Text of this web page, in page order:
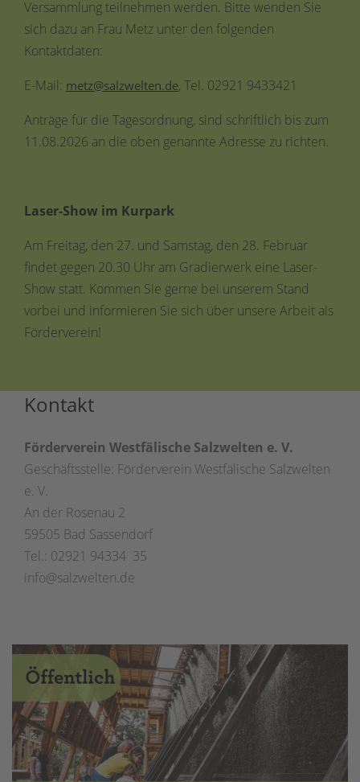
Versammlung teilnehmen werden. Bitte wenden Sie
sich dazu an Frau Metz unter den folgenden
Kontaktdaten:
E-Mail: metz@salzwelten.de, Tel. 02921 9433421
Anträge für die Tagesordnung, sind schriftlich bis zum
11.08.2026 an die oben genannte Adresse zu richten.
Laser-Show im Kurpark
Am Freitag, den 27. und Samstag, den 28. Februar
findet gegen 20.30 Uhr am Gradierwerk eine Laser-
Show statt. Kommen Sie gerne bei unserem Stand
vorbei und informieren Sie sich über unsere Arbeit als
Förderverein!
Kontakt
Förderverein Westfälische Salzwelten e. V.
Geschäftsstelle: Förderverein Westfälische Salzwelten
e. V.
An der Rosenau 2
59505 Bad Sassendorf
Tel.: 02921 94334 35
info@salzwelten.de